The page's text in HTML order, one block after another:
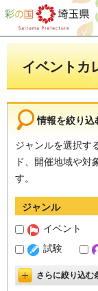
彩の国 埼玉県
イベントカ
情報を絞り込
ジャンルを選択す
ド、開催地域や対
す。
ジャンル
イベント
試験
詳細設定を開く
さらに絞り込む